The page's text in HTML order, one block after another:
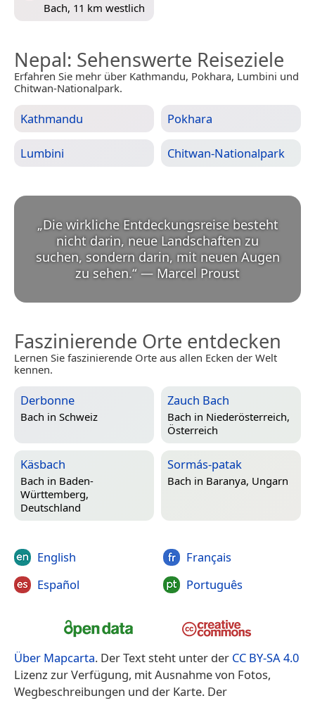
Bach, 11 km westlich
Nepal: Sehenswerte Reiseziele
Erfahren Sie mehr über Kathmandu, Pokhara, Lumbini und
Chitwan-Nationalpark.
Kathmandu Pokhara
Lumbini Chitwan-Nationalpark
„Die wirkliche Entdeckungsreise besteht
nicht darin, neue Landschaften zu
suchen, sondern darin, mit neuen Augen
zu sehen.“ — Marcel Proust
Faszinierende Orte entdecken
Lernen Sie faszinierende Orte aus allen Ecken der Welt
kennen.
Derbonne
Bach in Schweiz
Zauch Bach
Bach in Niederösterreich,
Österreich
Käsbach
Bach in Baden-
Württemberg,
Deutschland
Sormás-patak
Bach in Baranya, Ungarn
English
Español
Français
Português
Über Mapcarta. Der Text steht unter der CC BY-SA 4.0
Lizenz zur Verfügung, mit Ausnahme von Fotos,
Wegbeschreibungen und der Karte. Der